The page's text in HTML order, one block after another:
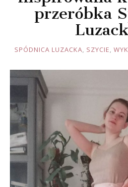
przeróbka
JOULE
SPÓDNICA LUZACKA, SZYCIE,